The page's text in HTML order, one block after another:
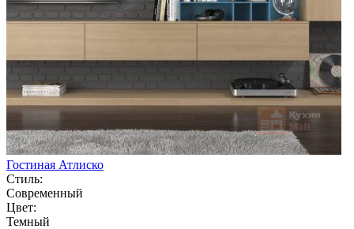
Гостиная Атлиско
Стиль:
Современный
Цвет:
Темный